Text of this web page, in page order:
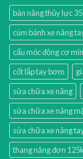
bàn nâng thủy lực
cùm bánh xe nâng
cẩu móc động cơ
cốt lắp tay bơm
sửa chữa xe nâng
sửa chữa xe nâng
sửa chữa xe nâng
thang nâng đơn